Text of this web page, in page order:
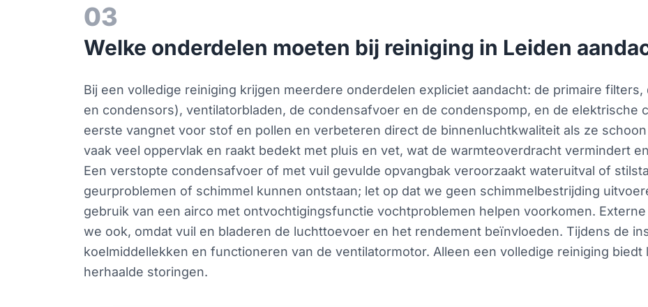
03
Welke onderdelen moeten bij reiniging in Leiden
Bij een volledige reiniging krijgen meerdere onderdelen expliciet aandacht: de primaire
en condensors), ventilatorbladen, de condensafvoer en de condenspomp, en de elektrische
eerste vangnet voor stof en pollen en verbeteren direct de binnenluchtkwaliteit als ze
vaak veel oppervlak en raakt bedekt met pluis en vet, wat de warmteoverdracht vermindert
Een verstopte condensafvoer of met vuil gevulde opvangbak veroorzaakt wateruitval of
geurproblemen of schimmel kunnen ontstaan; let op dat we geen schimmelbestrijding
gebruik van een airco met ontvochtigingsfunctie vochtproblemen helpen voorkomen.
we ook, omdat vuil en bladeren de luchttoevoer en het rendement beïnvloeden. Tijdens de
koelmiddellekken en functioneren van de ventilatormotor. Alleen een volledige reiniging
herhaalde storingen.